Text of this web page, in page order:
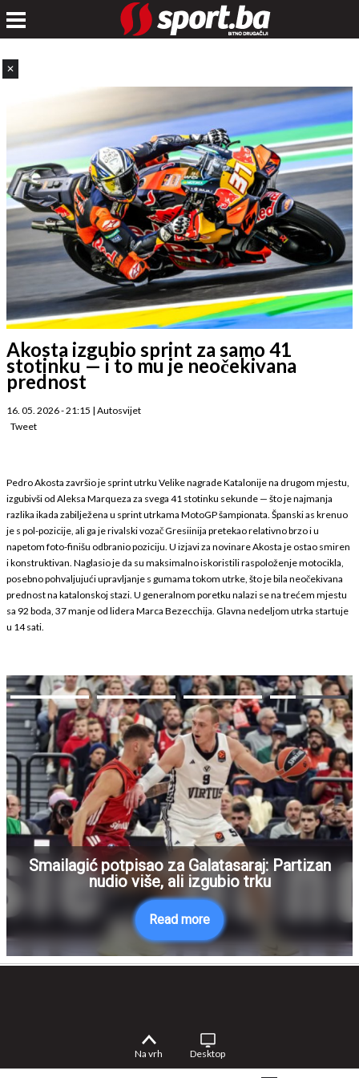
✕
Akosta izgubio sprint za samo 41
stotinku — i to mu je neočekivana
prednost
16. 05. 2026 - 21:15 | Autosvijet
Tweet
Pedro Akosta završio je sprint utrku Velike nagrade Katalonije na drugom mjestu,
izgubivši od Aleksa Marqueza za svega 41 stotinku sekunde — što je najmanja
razlika ikada zabilježena u sprint utrkama MotoGP šampionata. Španski as krenuo
je s pol-pozicije, ali ga je rivalski vozač Gresiinija pretekao relativno brzo i u
napetom foto-finišu odbranio poziciju. U izjavi za novinare Akosta je ostao smiren
i konstruktivan. Naglasio je da su maksimalno iskoristili raspoloženje motocikla,
posebno pohvaljujući upravljanje s gumama tokom utrke, što je bila neočekivana
prednost na katalonskoj stazi. U generalnom poretku nalazi se na trećem mjestu
sa 92 boda, 37 manje od lidera Marca Bezecchija. Glavna nedeljom utrka startuje
u 14 sati.
Smailagić potpisao za Galatasaraj: Partizan
nudio više, ali izgubio trku
Read more
Na vrh Desktop